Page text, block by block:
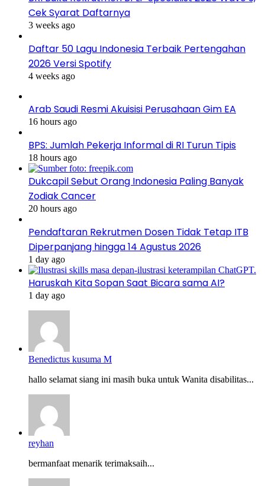
Cek Syarat Daftarnya
3 weeks ago
Daftar 50 Lagu Indonesia Terbaik Pertengahan
2026 Versi Spotify
4 weeks ago
Arab Saudi Resmi Akuisisi Perusahaan Gim EA
16 hours ago
BPS: Jumlah Pekerja Informal di RI Turun Tipis
18 hours ago
Dukcapil Sebut Orang Indonesia Paling Banyak
Zodiak Cancer
20 hours ago
Pendaftaran Rekrutmen Dosen Tidak Tetap ITB
Diperpanjang hingga 14 Agustus 2026
1 day ago
Haruskah Kita Sopan Saat Bicara sama AI?
1 day ago
Benedictus kusuma M
hallo selamat siang ini masih buka untuk Wanita disabilitas...
reyhan
bermanfaat menarik terimaksaih...